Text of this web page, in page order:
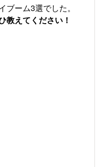
ブーム3選でした。
教えてください！